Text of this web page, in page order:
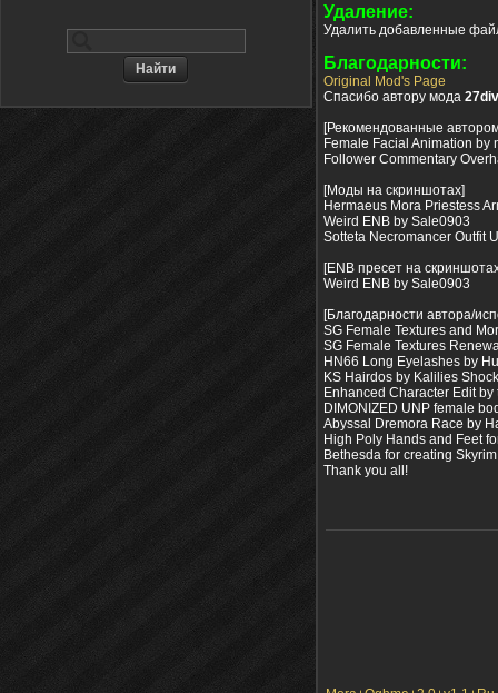
Удаление:
Удалить добавленные
Благодарности:
Original Mod's Page
Спасибо автору мода
[Рекомендованные
Female Facial Animation by
Follower Commentary
[Моды на скриншотах]
Hermaeus Mora Priestess
Weird ENB by Sale0903
Sotteta Necromancer Outfit
[ENB пресет на
Weird ENB by Sale0903
[Благодарности автора/
SG Female Textures and
SG Female Textures
HN66 Long Eyelashes by
KS Hairdos by Kalilies
Enhanced Character Edit by
DIMONIZED UNP female
Abyssal Dremora Race by
High Poly Hands and Feet
Bethesda for creating Skyrim
Thank you all!